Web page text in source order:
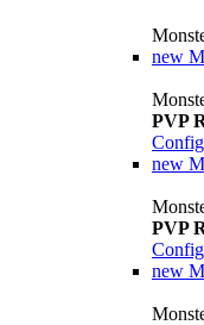
new
PVP
new
PVP
new